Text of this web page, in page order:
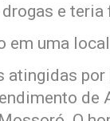
e
em uma
atingidas por
de